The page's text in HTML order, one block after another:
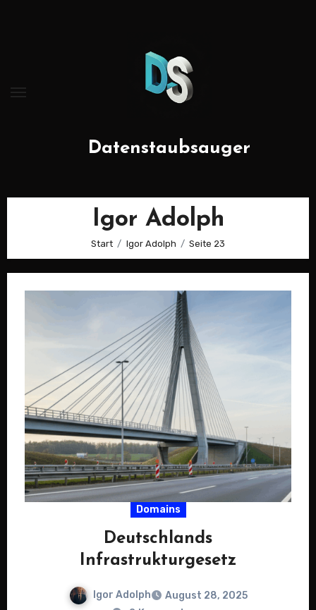
Datenstaubsauger
Igor Adolph
Start Igor Adolph Seite 23
Domains
Deutschlands
Infrastrukturgesetz
Igor Adolph
August 28, 2025